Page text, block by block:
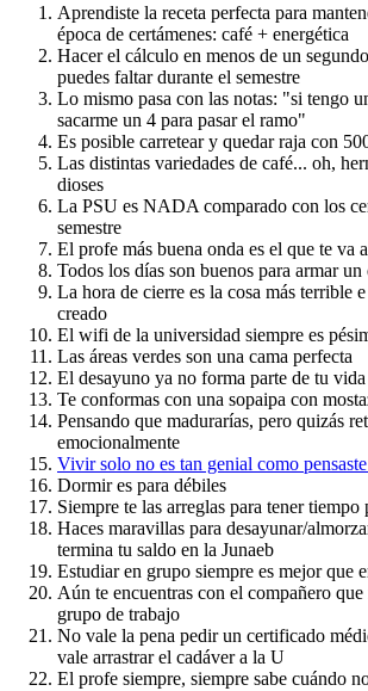
Aprendiste la receta perfecta para
época de certámenes: café + energética
Hacer el cálculo en menos de un
puedes faltar durante el semestre
Lo mismo pasa con las notas: "si tengo
sacarme un 4 para pasar el ramo"
Es posible carretear y quedar raja con
Las distintas variedades de café... oh,
dioses
La PSU es NADA comparado con los
semestre
El profe más buena onda es el que te va
Todos los días son buenos para armar un
La hora de cierre es la cosa más terrible
creado
El wifi de la universidad siempre es
Las áreas verdes son una cama perfecta
El desayuno ya no forma parte de tu vida
Te conformas con una sopaipa con
Pensando que madurarías, pero quizás
emocionalmente
Vivir solo no es tan genial como
Dormir es para débiles
Siempre te las arreglas para tener tiempo
Haces maravillas para desayunar/
termina tu saldo en la Junaeb
Estudiar en grupo siempre es mejor que
Aún te encuentras con el compañero que
grupo de trabajo
No vale la pena pedir un certificado
vale arrastrar el cadáver a la U
El profe siempre, siempre sabe cuándo